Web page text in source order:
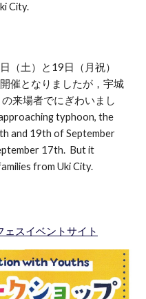
City.
（土）と19日（月祝）
催となりましたが，宇城
来場者でにぎわいまし
typhoon, the
and 19th of September
17th. But it
from Uki City.
ェスイベントサイト